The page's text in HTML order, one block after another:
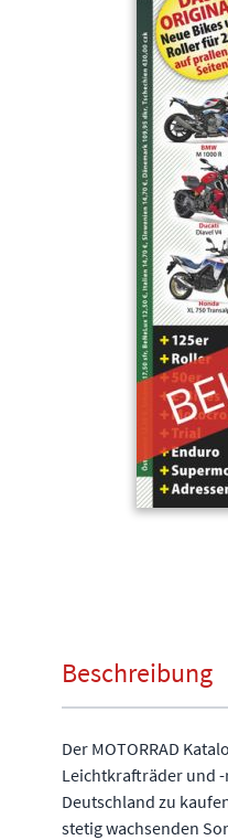
Beschreibung
Der MOTORRAD
Leichtkrafträder und
Deutschland zu
stetig wachsenden